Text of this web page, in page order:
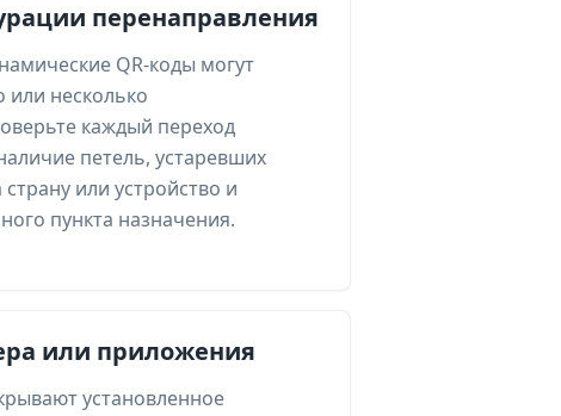
перенаправления
QR-коды могут
или несколько
каждый переход
петель, устаревших
или устройство и
пункта назначения.
или приложения
установленное